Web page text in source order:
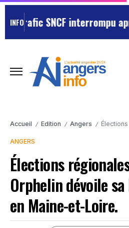
INFOSNCF interrompu après
Accueil / Edition / Angers / Élections
ANGERS
Élections
Orphelin dévoile
en Maine-et-Loire.